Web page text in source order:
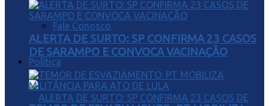
Fale Conosco
Política
ALERTA DE SURTO: SP CONFIRMA 23 CASOS
DE SARAMPO E CONVOCA VACINAÇÃO